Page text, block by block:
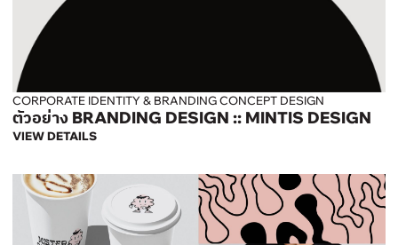
CORPORATE IDENTITY & BRANDING CONCEPT DESIGN
ตัวอย่าง BRANDING DESIGN :: MINTIS DESIGN
VIEW DETAILS